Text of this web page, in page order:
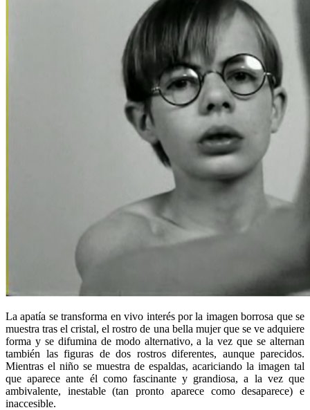
La apatía se transforma en vivo interés por la imagen borrosa que se
muestra tras el cristal, el rostro de una bella mujer que se ve adquiere
forma y se difumina de modo alternativo, a la vez que se alternan
también las figuras de dos rostros diferentes, aunque parecidos.
Mientras el niño se muestra de espaldas, acariciando la imagen tal
que aparece ante él como fascinante y grandiosa, a la vez que
ambivalente, inestable (tan pronto aparece como desaparece) e
inaccesible.